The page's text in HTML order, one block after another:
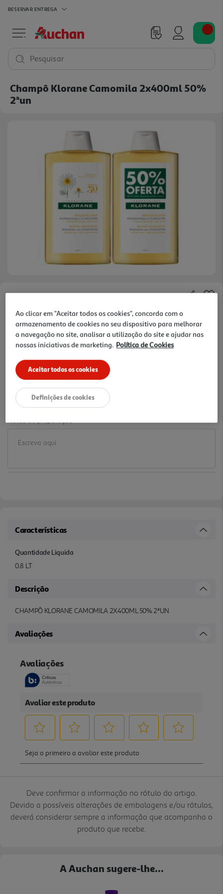
RESERVAR ENTREGA
Pesquisar
Champô Klorane Camomila 2x400ml 50%
2ªun
Ref. / EAN:3282779388092
Price reduced from
28,35 €to
18,70 €
de 22/7/2026 a 21/2/2027
Notas de preparação
Características
Quantidade Liquida
0.8 LT
Descrição
CHAMPÔ KLORANE CAMOMILA 2X400ML 50% 2ªUN
Avaliações
Deve confirmar a informação no rótulo do artigo.
Devido a possíveis alterações de embalagens e/ou rótulos,
deverá considerar sempre a informação que acompanha o
produto que recebe.
A Auchan sugere-lhe...
Ao clicar em "Aceitar todos os cookies", concorda com o
armazenamento de cookies no seu dispositivo para melhorar
a navegação no site, analisar a utilização do site e ajudar nas
nossas iniciativas de marketing. Política de Cookies
Aceitar todos os cookies
Definições de cookies